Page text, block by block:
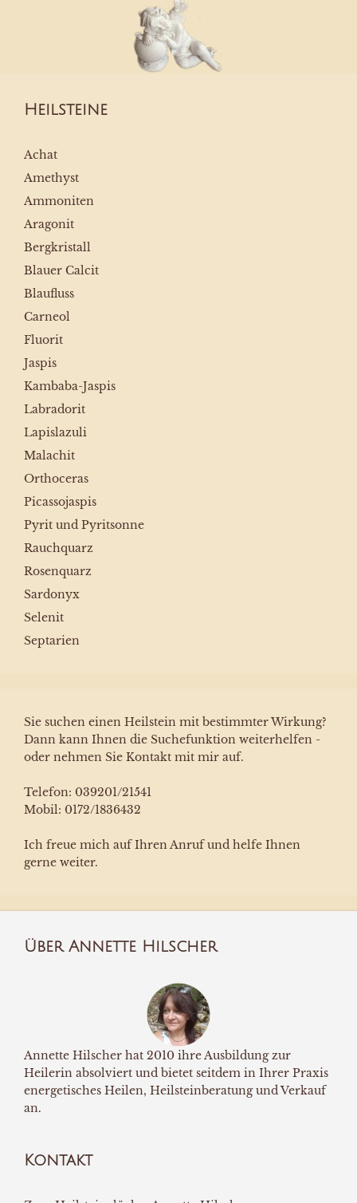
Heilsteine
Achat
Amethyst
Ammoniten
Aragonit
Bergkristall
Blauer Calcit
Blaufluss
Carneol
Fluorit
Jaspis
Kambaba-Jaspis
Labradorit
Lapislazuli
Malachit
Orthoceras
Picassojaspis
Pyrit und Pyritsonne
Rauchquarz
Rosenquarz
Sardonyx
Selenit
Septarien
Sie suchen einen Heilstein mit bestimmter Wirkung?
Dann kann Ihnen die Suchefunktion weiterhelfen -
oder nehmen Sie Kontakt mit mir auf.
Telefon: 039201/21541
Mobil: 0172/1836432
Ich freue mich auf Ihren Anruf und helfe Ihnen
gerne weiter.
Über Annette Hilscher
Annette Hilscher hat 2010 ihre Ausbildung zur
Heilerin absolviert und bietet seitdem in Ihrer Praxis
energetisches Heilen, Heilsteinberatung und Verkauf
an.
Kontakt